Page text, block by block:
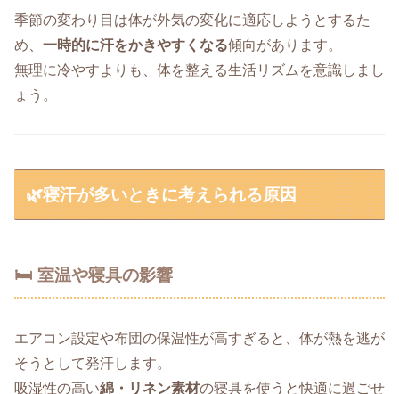
季節の変わり目は体が外気の変化に適応しようとするた
め、 一時的に汗をかきやすくなる傾向があります。
無理に冷やすよりも、体を整える生活リズムを意識しまし
ょう。
🌿寝汗が多いときに考えられる原因
🛏️ 室温や寝具の影響
エアコン設定や布団の保温性が高すぎると、体が熱を逃が
そうとして発汗します。
吸湿性の高い綿・リネン素材の寝具を使うと快適に過ごせ